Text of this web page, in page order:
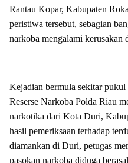
Rantau Kopar, Kabupaten
peristiwa tersebut, sebagian
narkoba mengalami kerusakan
Kejadian bermula sekitar
Reserse Narkoba Polda Riau
narkotika dari Kota Duri,
hasil pemeriksaan terhadap
diamankan di Duri, petugas
pasokan narkoba diduga